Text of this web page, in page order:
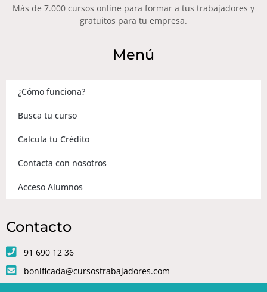
Más de 7.000 cursos online para formar a tus trabajadores y
gratuitos para tu empresa.
Menú
¿Cómo funciona?
Busca tu curso
Calcula tu Crédito
Contacta con nosotros
Acceso Alumnos
Contacto
91 690 12 36
bonificada@cursostrabajadores.com